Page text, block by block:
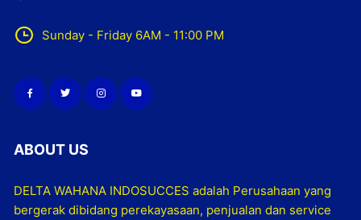
Sunday - Friday 6AM - 11:00 PM
ABOUT US
DELTA WAHANA INDOSUCCES adalah Perusahaan yang
bergerak dibidang perekayasaan, penjualan dan service